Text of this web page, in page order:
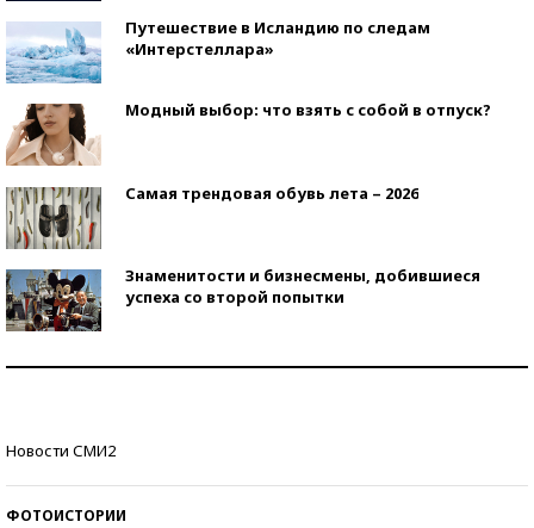
Путешествие в Исландию по следам
«Интерстеллара»
Модный выбор: что взять с собой в отпуск?
Самая трендовая обувь лета – 2026
Знаменитости и бизнесмены, добившиеся
успеха со второй попытки
Новости СМИ2
ФОТОИСТОРИИ